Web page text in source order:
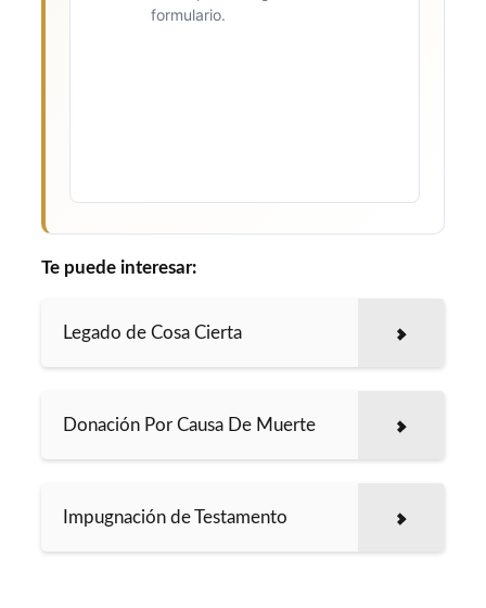
formulario.
Te puede interesar:
Legado de Cosa Cierta
Donación Por Causa De Muerte
Impugnación de Testamento